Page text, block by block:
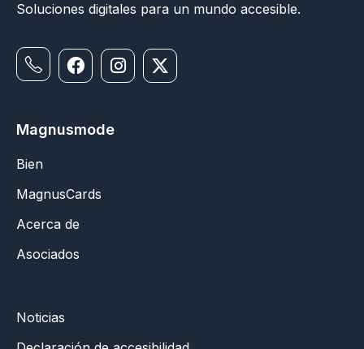
Soluciones digitales para un mundo accesible.
Magnusmode
Bien
MagnusCards
Acerca de
Asociados
Noticias